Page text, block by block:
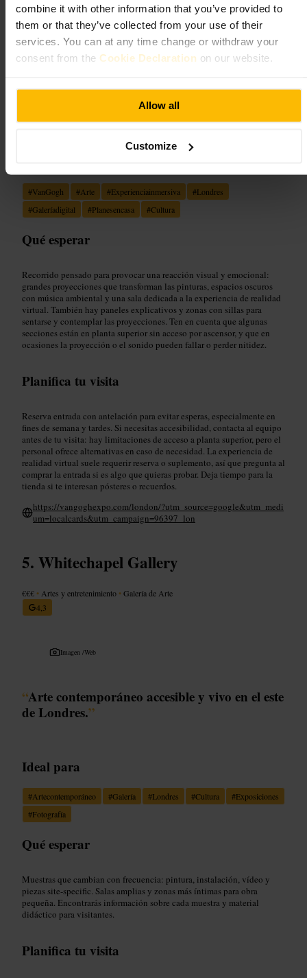
combine it with other information that you’ve provided to
them or that they’ve collected from your use of their
services. You can at any time change or withdraw your
consent from the Cookie Declaration on our website.
Allow all
Customize
4,2
Imagen / Andrea Landi
“Sumérgete en los colores de Van Gogh, no
#VanGogh #Arte #Experienciainmersiva #Londres
#Galeríadigital #Planesencasa #Cultura
Qué esperar
Recorrido pensado para provocar una reacción visual y emocional:
grandes proyecciones que transforman las pinturas, espacios oscuros
con música ambiental y una sala dedicada a la experiencia de realidad
virtual. También hay paneles explicativos y zonas con sillas para
sentarse y contemplar las proyecciones. Ten en cuenta que algunas
secciones están en planta superior sin acceso por ascensor, y que en
ocasiones la proyección o el sonido pueden fallar o perder nitidez.
Planifica tu visita
Reserva entrada con antelación para evitar esperas, especialmente en
fines de semana y tardes. Si necesitas accesibilidad, contacta al equipo
antes de tu visita: hay limitaciones de acceso a planta superior, pero el
personal ofrece alternativas en caso de necesidad. La experiencia de
realidad virtual suele requerir reserva o suplemento, así que pregunta al
comprar la entrada si es algo que quieras probar. Deja tiempo para la
tienda si te interesan pósteres o recuerdos.
https://vangoghexpo.com/london/?utm_source=google&utm_medi
um=localcards&utm_campaign=96397_lon
Whitechapel Gallery
€€€ • Artes y entretenimiento •Galería de Arte
4,3
Imagen /Web
“Arte contemporáneo accesible y vivo en el este
de Londres.”
Ideal para
#Artecontemporáneo #Galería #Londres #Cultura #Exposiciones
#Fotografía
Qué esperar
Muestras que cambian con frecuencia: pintura, instalación, vídeo y
piezas site-specific. Salas amplias y zonas más íntimas para obra
pequeña. Encontrarás información sobre cada muestra y material
didáctico para visitantes.
Planifica tu visita